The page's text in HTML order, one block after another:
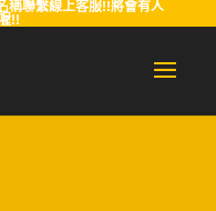
稱聯繫線上客服!!將會有人
!!